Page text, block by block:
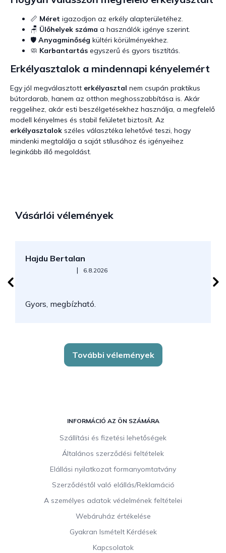
📏 Méret igazodjon az erkély alapterületéhez.
🪑 Ülőhelyek száma a használók igénye szerint.
🛡️ Anyagminőség kültéri körülményekhez.
🧼 Karbantartás egyszerű és gyors tisztítás.
Erkélyasztalok a mindennapi kényelemért
Egy jól megválasztott erkélyasztal nem csupán praktikus
bútordarab, hanem az otthon meghosszabbítása is. Akár
reggelihez, akár esti beszélgetésekhez használja, a megfelelő
modell kényelmes és stabil felületet biztosít. Az
erkélyasztalok széles választéka lehetővé teszi, hogy
mindenki megtalálja a saját stílusához és igényeihez
leginkább illő megoldást.
Vásárlói vélemények
Hajdu Bertalan
Az áruház értékelése 5-ből 5 csillag.
| 6.8.2026
Gyors, megbízható.
További vélemények
INFORMÁCIÓ AZ ÖN SZÁMÁRA
Szállítási és fizetési lehetőségek
Általános szerződési feltételek
Elállási nyilatkozat formanyomtatvány
Szerződéstől való elállás/Reklamáció
A személyes adatok védelmének feltételei
Webáruház értékelése
Gyakran Ismételt Kérdések
Kapcsolatok